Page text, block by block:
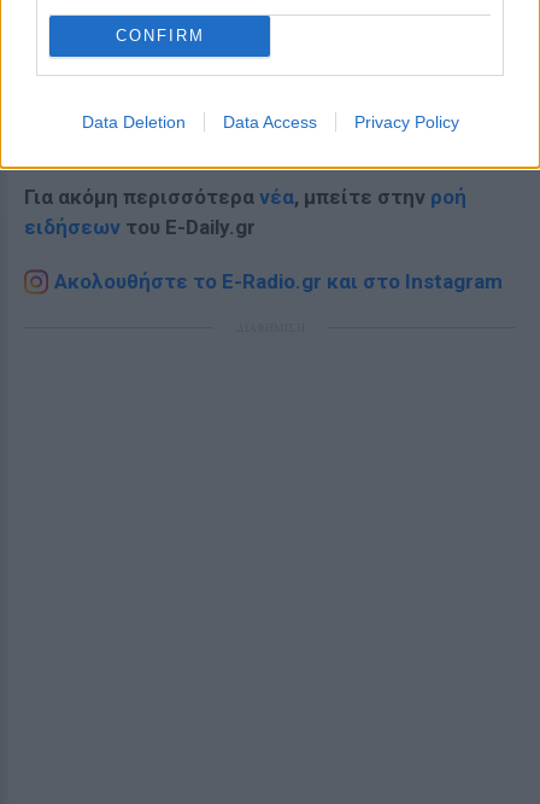
CONFIRM
Data Deletion Data Access Privacy Policy
Ακολουθήστε το E-Radio.gr στο Google News
Για ακόμη περισσότερα νέα, μπείτε στην ροή
ειδήσεων του E-Daily.gr
Ακολουθήστε το E-Radio.gr και στο Instagram